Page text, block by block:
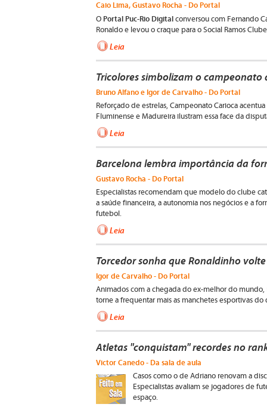
Caio Lima, Gustavo Rocha - Do Portal
O Portal Puc-Rio Digital conversou com Fernando
Ronaldo e levou o craque para o Social Ramos
Leia
Tricolores simbolizam o campeonato
Bruno Alfano e Igor de Carvalho - Do Portal
Reforçado de estrelas, Campeonato Carioca
Fluminense e Madureira ilustram essa face da
Leia
Barcelona lembra importância da
Gustavo Rocha - Do Portal
Especialistas recomendam que modelo do clube
a saúde financeira, a autonomia nos negócios e a
futebol.
Leia
Torcedor sonha que Ronaldinho
Igor de Carvalho - Do Portal
Animados com a chegada do ex-melhor do
torne a frequentar mais as manchetes esportivas
Leia
Atletas "conquistam" recordes no
Victor Canedo - Da sala de aula
Casos como o de Adriano renovam a
Especialistas avaliam se jogadores de
espaço.